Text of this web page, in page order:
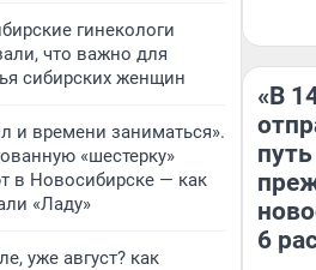
гинекологи
что важно для
сибирских женщин
и времени заниматься».
«шестерку»
в Новосибирске — как
«Ладу»
уже август? как
«В
6